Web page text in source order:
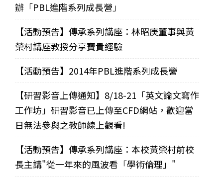
辦「PBL進階系列成長營」
【活動預告】傳承系列講座：林昭庚董事與黃
榮村講座教授分享寶貴經驗
【活動預告】2014年PBL進階系列成長營
【研習影音上傳通知】8/18-21「英文論文寫作
工作坊」研習影音已上傳至CFD網站，歡迎當
日無法參與之教師線上觀看!
【活動預告】傳承系列講座：本校黃榮村前校
長主講"從一年來的風波看「學術倫理」"